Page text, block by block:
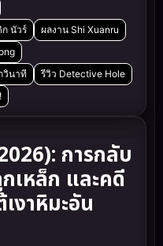
นัวร์
ผลงาน Shi Xuanru
วินาที
รีวิว Detective Hole
การกลับ
เหล็ก และคดี
งาหิมะอัน